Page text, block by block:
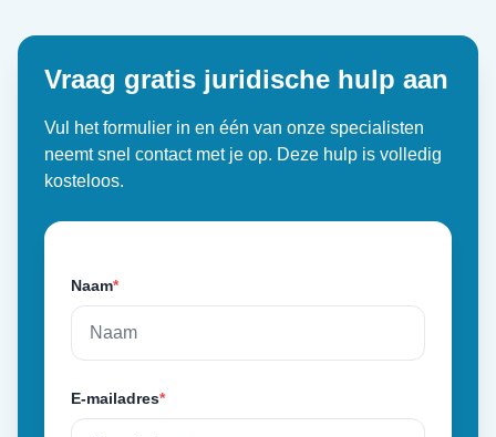
Vraag gratis juridische hulp aan
Vul het formulier in en één van onze specialisten
neemt snel contact met je op. Deze hulp is volledig
kosteloos.
Naam*
E-mailadres*